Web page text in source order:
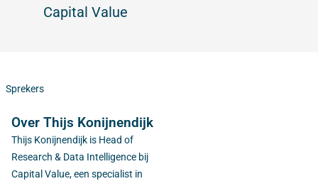
Capital Value
Sprekers
Over Thijs Konijnendijk
Thijs Konijnendijk is Head of
Research & Data Intelligence bij
Capital Value, een specialist in